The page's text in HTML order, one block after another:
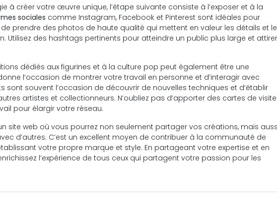
à créer votre œuvre unique, l’étape suivante consiste à l’exposer et à la
sociales comme Instagram, Facebook et Pinterest sont idéales pour
prendre des photos de haute qualité qui mettent en valeur les détails et le
Utilisez des hashtags pertinents pour atteindre un public plus large et attirer
dédiés aux figurines et à la culture pop peut également être une
l’occasion de montrer votre travail en personne et d’interagir avec
sont souvent l’occasion de découvrir de nouvelles techniques et d’établir
artistes et collectionneurs. N’oubliez pas d’apporter des cartes de visite
pour élargir votre réseau.
site web où vous pourrez non seulement partager vos créations, mais
d’autres. C’est un excellent moyen de contribuer à la communauté de
votre propre marque et style. En partageant votre expertise et en
l’expérience de tous ceux qui partagent votre passion pour les